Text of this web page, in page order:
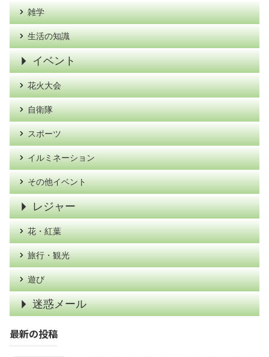
雑学
生活の知識
イベント
花火大会
自衛隊
スポーツ
イルミネーション
その他イベント
レジャー
花・紅葉
旅行・観光
遊び
迷惑メール
最新の投稿